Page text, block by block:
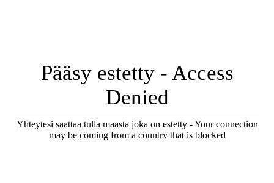
Pääsy estetty - Access
Denied
Yhteytesi saattaa tulla maasta joka on estetty - Your connection
may be coming from a country that is blocked